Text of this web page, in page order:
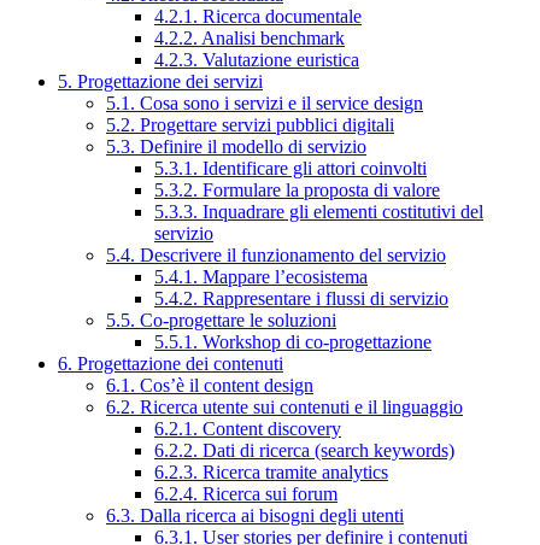
4.2.1. Ricerca documentale
4.2.2. Analisi benchmark
4.2.3. Valutazione euristica
5. Progettazione dei servizi
5.1. Cosa sono i servizi e il service design
5.2. Progettare servizi pubblici digitali
5.3. Definire il modello di servizio
5.3.1. Identificare gli attori coinvolti
5.3.2. Formulare la proposta di valore
5.3.3. Inquadrare gli elementi costitutivi del
servizio
5.4. Descrivere il funzionamento del servizio
5.4.1. Mappare l’ecosistema
5.4.2. Rappresentare i flussi di servizio
5.5. Co-progettare le soluzioni
5.5.1. Workshop di co-progettazione
6. Progettazione dei contenuti
6.1. Cos’è il content design
6.2. Ricerca utente sui contenuti e il linguaggio
6.2.1. Content discovery
6.2.2. Dati di ricerca (search keywords)
6.2.3. Ricerca tramite analytics
6.2.4. Ricerca sui forum
6.3. Dalla ricerca ai bisogni degli utenti
6.3.1. User stories per definire i contenuti